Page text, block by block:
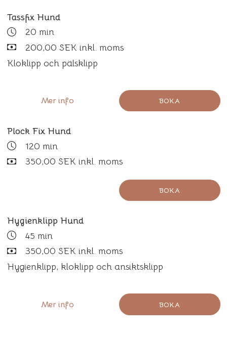
Tassfix Hund
20 min
200,00 SEK inkl. moms
Kloklipp och pälsklipp
BOKA
Mer info
Plock Fix Hund
120 min
350,00 SEK inkl. moms
BOKA
Hygienklipp Hund
45 min
350,00 SEK inkl. moms
Hygienklipp, kloklipp och ansiktsklipp
BOKA
Mer info